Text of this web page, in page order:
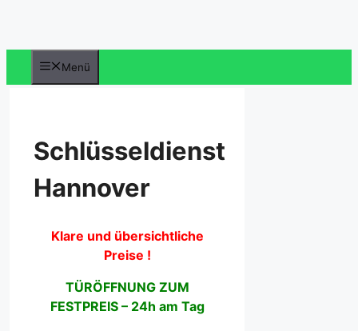
springen
Menü
Schlüsseldienst
Hannover
Klare und übersichtliche
Preise !
TÜRÖFFNUNG ZUM
FESTPREIS – 24h am Tag